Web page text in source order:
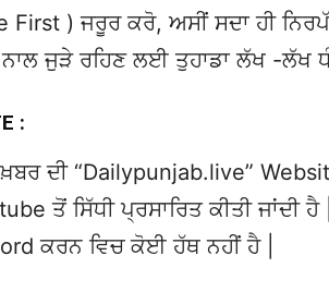
First ) ਜਰੂਰ ਕਰੋ, ਅਸੀਂ ਸਦਾ ਹੀ
ਨਾਲ ਜੁੜੇ ਰਹਿਣ ਲਈ ਤੁਹਾਡਾ ਲੱਖ -ਲੱਖ
:
ਦੀ “Dailypunjab.live”
ਤੋਂ ਸਿੱਧੀ ਪ੍ਰਸਾਰਿਤ ਕੀਤੀ
ਕਰਨ ਵਿਚ ਕੋਈ ਹੱਥ ਨਹੀਂ ਹੈ |